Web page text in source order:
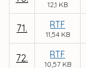
12,1 KB
71. RTF
11,54 KB
72. RTF
10,57 KB